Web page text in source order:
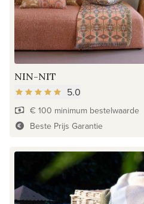
NIN-NIT
5.0
€ 100 minimum bestelwaarde
Beste Prijs Garantie